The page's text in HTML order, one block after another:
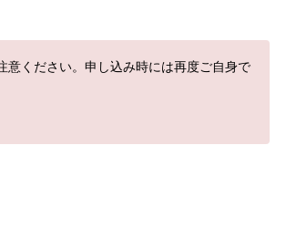
意ください。申し込み時には再度ご自身で